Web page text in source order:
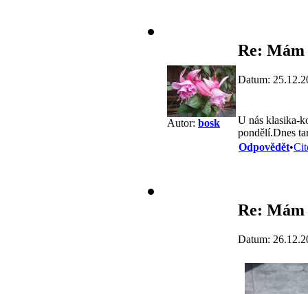
Autor: bosk
Re: Mám
Datum:
U nás klasika-
pondělí.Dnes
Odpovědět•
Re: Mám
Datum: